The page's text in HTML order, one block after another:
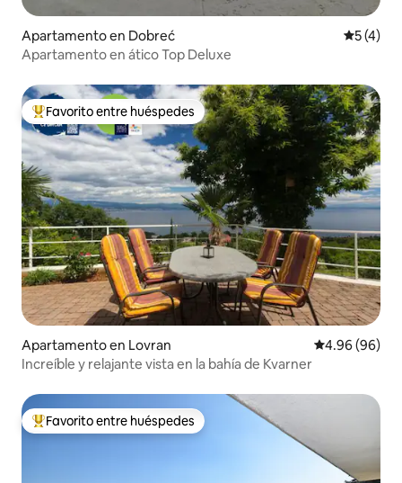
Apartamento en Dobreć
5 (4)
Apartamento en ático Top Deluxe
Favorito entre huéspedes preferido
Favorito entre huéspedes
Apartamento en Lovran Calificación
4.96 (96)
Increíble y relajante vista en la bahía de Kvarner
Favorito entre huéspedes preferido
Favorito entre huéspedes